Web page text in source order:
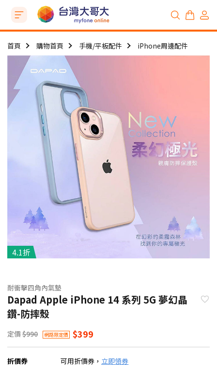
首頁 購物首頁 手機/平板配件 iPhone周邊配件
4.1折
耐衝擊四角內氣墊
Dapad Apple iPhone 14 系列 5G 夢幻晶
鑽-防摔殼
定價 $990 網路限定價 $399
折價券 可用折價券， 立即領券